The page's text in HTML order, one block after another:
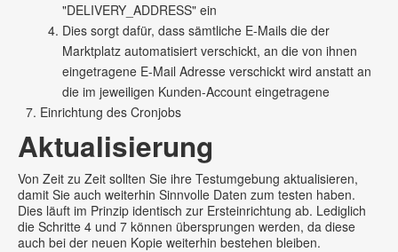
"DELIVERY_ADDRESS" ein
Dies sorgt dafür, dass sämtliche E-Mails die der
Marktplatz automatisiert verschickt, an die von ihnen
eingetragene E-Mail Adresse verschickt wird anstatt an
die im jeweiligen Kunden-Account eingetragene
Einrichtung des Cronjobs
Aktualisierung
Von Zeit zu Zeit sollten Sie ihre Testumgebung aktualisieren,
damit Sie auch weiterhin Sinnvolle Daten zum testen haben.
Dies läuft im Prinzip identisch zur Ersteinrichtung ab. Lediglich
die Schritte 4 und 7 können übersprungen werden, da diese
auch bei der neuen Kopie weiterhin bestehen bleiben.